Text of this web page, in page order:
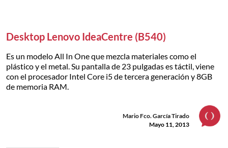
Desktop Lenovo IdeaCentre (B540)
Es un modelo All In One que mezcla materiales como el
plástico y el metal. Su pantalla de 23 pulgadas es táctil, viene
con el procesador Intel Core i5 de tercera generación y 8GB
de memoria RAM.
Mario Fco. García Tirado
Mayo 11, 2013